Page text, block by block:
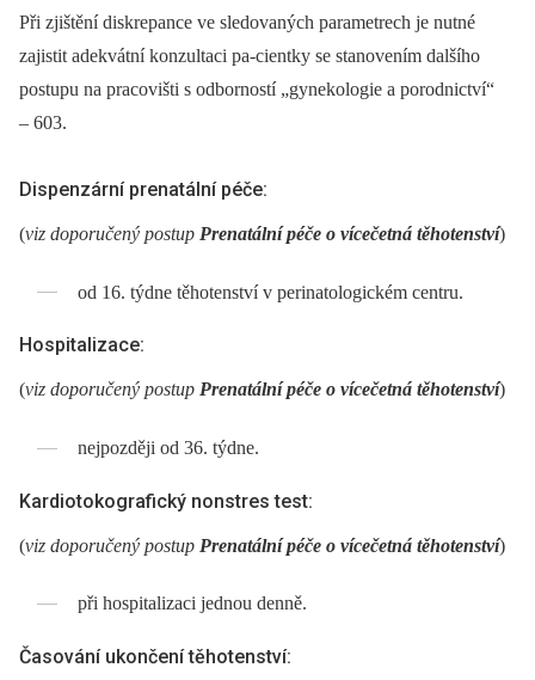
Při zjištění diskrepance ve sledovaných parametrech je nutné
zajistit adekvátní konzultaci pa-cientky se stanovením dalšího
postupu na pracovišti s odborností „gynekologie a porodnictví“
–⁠ 603.
Dispenzární prenatální péče:
(viz doporučený postup Prenatální péče o vícečetná těhotenství)
od 16. týdne těhotenství v perinatologickém centru.
Hospitalizace:
(viz doporučený postup Prenatální péče o vícečetná těhotenství)
nejpozději od 36. týdne.
Kardiotokografický nonstres test:
(viz doporučený postup Prenatální péče o vícečetná těhotenství)
při hospitalizaci jednou denně.
Časování ukončení těhotenství: